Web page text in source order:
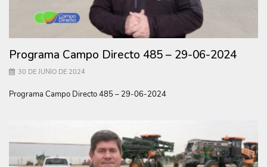
Programa Campo Directo 485 – 29-06-2024
30 DE JUNIO DE 2024
Programa Campo Directo 485 – 29-06-2024